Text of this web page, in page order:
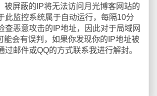
被屏蔽的IP将无法访问月光博客网站的
此监控系统属于自动运行，每隔10分
查恶意攻击的IP地址，因此对于局域网
能会有误判，如果你发现你的IP地址被
过邮件或QQ的方式联系我进行解封。